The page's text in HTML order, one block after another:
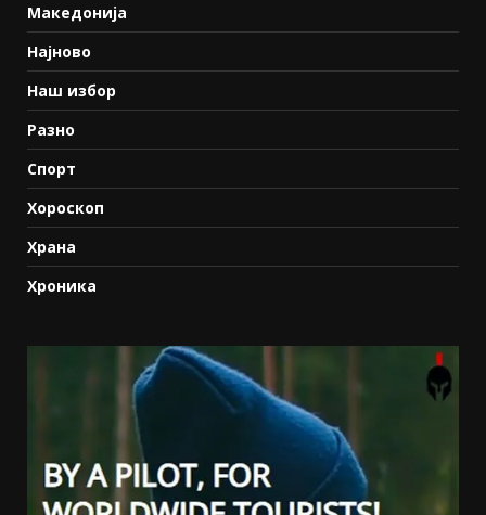
Македонија
Најново
Наш избор
Разно
Спорт
Хороскоп
Храна
Хроника